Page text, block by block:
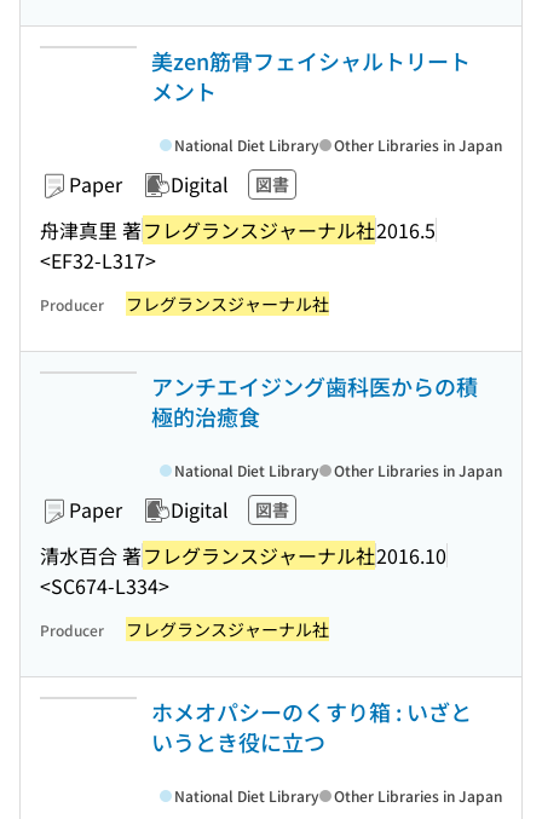
美zen筋骨フェイシャルトリート
メント
Paper Digital 図書
舟津真里 著フレグランスジャーナル社2016.5
<EF32-L317>
National Diet Library Other Libraries in Japan
Producer フレグランスジャーナル社
アンチエイジング歯科医からの積
極的治癒食
Paper Digital 図書
清水百合 著フレグランスジャーナル社2016.10
<SC674-L334>
National Diet Library Other Libraries in Japan
Producer フレグランスジャーナル社
ホメオパシーのくすり箱 : いざと
いうとき役に立つ
National Diet Library Other Libraries in Japan